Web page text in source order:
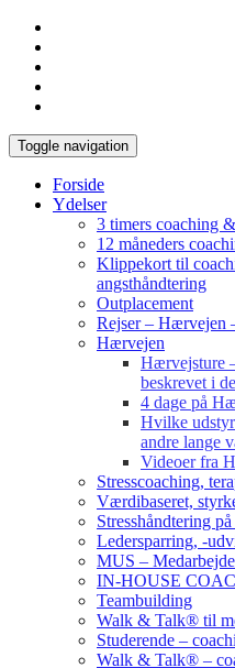
Toggle navigation
Forside
Ydelser
3 timers coaching
12 måneders
Klippekort til
angsthåndtering
Outplacement
Rejser – Hærvejen
Hærvejen
Hærvejsture
beskrevet i
4 dage på
Hvilke
andre lange
Videoer fra
Stresscoaching,
Værdibaseret,
Stresshåndtering
Ledersparring, -
MUS –
IN-HOUSE
Teambuilding
Walk & Talk® til
Studerende –
Walk & Talk® –